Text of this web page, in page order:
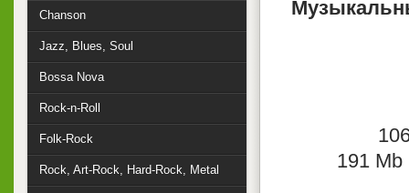
191 Mb
Chanson
Jazz, Blues, Soul
Bossa Nova
Rock-n-Roll
Folk-Rock
Rock, Art-Rock, Hard-Rock, Metal